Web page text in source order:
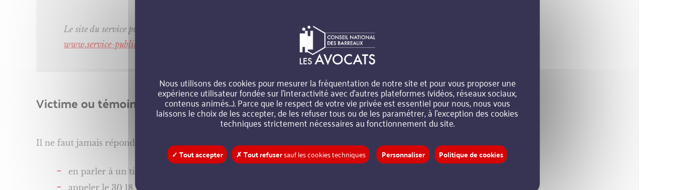
Le site du service public met à disposition un outil de diagnostic des cas de cybermalveillance :
www.service-public.gouv.fr/particuliers/vosdroits/R68261
Victime ou témoin d’un cyberharcèlement, que faut-il faire ?
Il ne faut jamais répondre, « liker » ou partager les contenus offensants. Au contraire, il faut :
en parler à un tiers de confiance pour briser l’isolement ;
appeler le 30 18 pour prendre contact avec des conseillers, disponibles 7 j/7, de 9 h à 23 h
Nous utilisons des cookies pour mesurer la fréquentation de notre site et pour vous proposer une
expérience utilisateur fondée sur l’interactivité avec d’autres plateformes (vidéos, réseaux sociaux,
contenus animés…). Parce que le respect de votre vie privée est essentiel pour nous, nous vous
laissons le choix de les accepter, de les refuser tous ou de les paramétrer, à l’exception des cookies
techniques strictement nécessaires au fonctionnement du site.
✓ Tout accepter ✗ Tout refusersauf les cookies techniques Personnaliser Politique de cookies